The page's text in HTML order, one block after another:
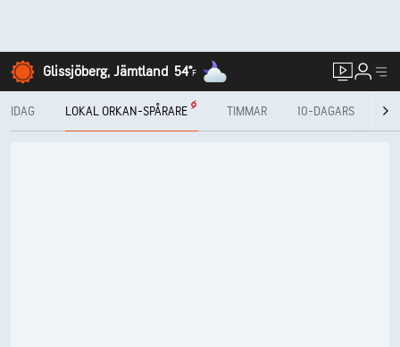
Glissjöberg, Jämtland 54°F
IDAG LOKAL ORKAN-SPÅRARE TIMMAR 10-DAGARS